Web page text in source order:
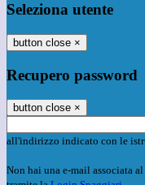
Seleziona utente
button close ×
Recupero password
button close ×
all'indirizzo indicato con le
Non hai una e-mail associata